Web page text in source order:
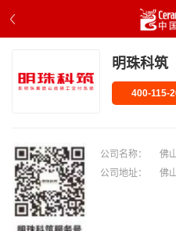
明珠科筑
400-115-
公司名称：
佛
公司地址：
佛